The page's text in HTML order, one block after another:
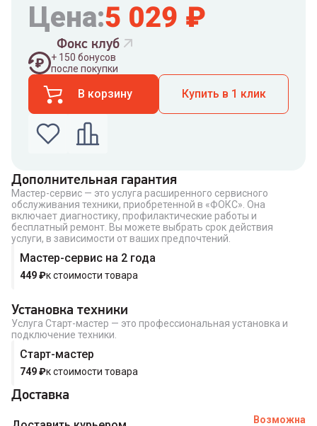
Цена:5 029 ₽
Фокс клуб
+ 150 бонусов
после покупки
В корзину Купить в 1 клик
Введите номер телефона по которому можно
связаться с вами
Номер телефона
Купить в 1 клик
Дополнительная гарантия
Мастер-сервис — это услуга расширенного сервисного
обслуживания техники, приобретенной в «ФОКС». Она
включает диагностику, профилактические работы и
бесплатный ремонт. Вы можете выбрать срок действия
услуги, в зависимости от ваших предпочтений.
Мастер-сервис на 2 года
449₽к стоимости товара
Установка техники
Услуга Старт-мастер — это профессиональная установка и
подключение техники.
Старт-мастер
749₽к стоимости товара
Доставка
Возможна